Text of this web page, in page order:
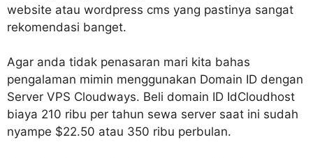
website atau wordpress cms yang pastinya sangat
rekomendasi banget.
Agar anda tidak penasaran mari kita bahas
pengalaman mimin menggunakan Domain ID dengan
Server VPS Cloudways. Beli domain ID IdCloudhost
biaya 210 ribu per tahun sewa server saat ini sudah
nyampe $22.50 atau 350 ribu perbulan.